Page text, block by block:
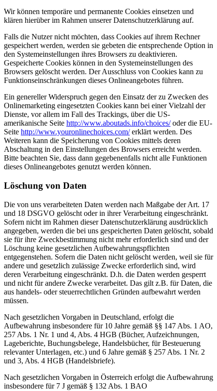
Wir können temporäre und permanente Cookies einsetzen und
klären hierüber im Rahmen unserer Datenschutzerklärung auf.
Falls die Nutzer nicht möchten, dass Cookies auf ihrem Rechner
gespeichert werden, werden sie gebeten die entsprechende Option in
den Systemeinstellungen ihres Browsers zu deaktivieren.
Gespeicherte Cookies können in den Systemeinstellungen des
Browsers gelöscht werden. Der Ausschluss von Cookies kann zu
Funktionseinschränkungen dieses Onlineangebotes führen.
Ein genereller Widerspruch gegen den Einsatz der zu Zwecken des
Onlinemarketing eingesetzten Cookies kann bei einer Vielzahl der
Dienste, vor allem im Fall des Trackings, über die US-
amerikanische Seite http://www.aboutads.info/choices/oder die EU-
Seite http://www.youronlinechoices.com/erklärt werden. Des
Weiteren kann die Speicherung von Cookies mittels deren
Abschaltung in den Einstellungen des Browsers erreicht werden.
Bitte beachten Sie, dass dann gegebenenfalls nicht alle Funktionen
dieses Onlineangebotes genutzt werden können.
Löschung von Daten
Die von uns verarbeiteten Daten werden nach Maßgabe der Art. 17
und 18 DSGVO gelöscht oder in ihrer Verarbeitung eingeschränkt.
Sofern nicht im Rahmen dieser Datenschutzerklärung ausdrücklich
angegeben, werden die bei uns gespeicherten Daten gelöscht, sobald
sie für ihre Zweckbestimmung nicht mehr erforderlich sind und der
Löschung keine gesetzlichen Aufbewahrungspflichten
entgegenstehen. Sofern die Daten nicht gelöscht werden, weil sie für
andere und gesetzlich zulässige Zwecke erforderlich sind, wird
deren Verarbeitung eingeschränkt. D.h. die Daten werden gesperrt
und nicht für andere Zwecke verarbeitet. Das gilt z.B. für Daten, die
aus handels- oder steuerrechtlichen Gründen aufbewahrt werden
müssen.
Nach gesetzlichen Vorgaben in Deutschland, erfolgt die
Aufbewahrung insbesondere für 10 Jahre gemäß §§ 147 Abs. 1 AO,
257 Abs. 1 Nr. 1 und 4, Abs. 4 HGB (Bücher, Aufzeichnungen,
Lageberichte, Buchungsbelege, Handelsbücher, für Besteuerung
relevanter Unterlagen, etc.) und 6 Jahre gemäß § 257 Abs. 1 Nr. 2
und 3, Abs. 4 HGB (Handelsbriefe).
Nach gesetzlichen Vorgaben in Österreich erfolgt die Aufbewahrung
insbesondere für 7 J gemäß § 132 Abs. 1 BAO